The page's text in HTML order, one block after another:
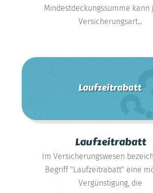
Mindestdeckungssumme kann
Versicherungsart...
Laufzeitrabatt
Im Versicherungswesen
Begriff "Laufzeitrabatt" eine
Vergünstigung, die